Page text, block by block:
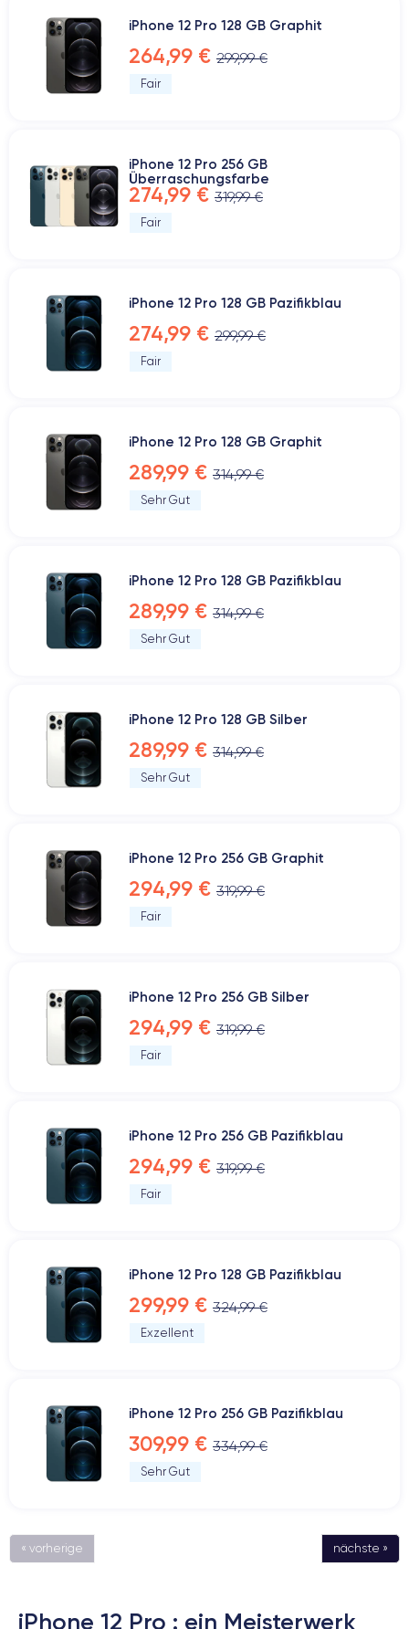
iPhone 12 Pro 128 GB Graphit
264,99 € 299,99 €
Fair
iPhone 12 Pro 256 GB
Überraschungsfarbe
274,99 € 319,99 €
Fair
iPhone 12 Pro 128 GB Pazifikblau
274,99 € 299,99 €
Fair
iPhone 12 Pro 128 GB Graphit
289,99 € 314,99 €
Sehr Gut
iPhone 12 Pro 128 GB Pazifikblau
289,99 € 314,99 €
Sehr Gut
iPhone 12 Pro 128 GB Silber
289,99 € 314,99 €
Sehr Gut
iPhone 12 Pro 256 GB Graphit
294,99 € 319,99 €
Fair
iPhone 12 Pro 256 GB Silber
294,99 € 319,99 €
Fair
iPhone 12 Pro 256 GB Pazifikblau
294,99 € 319,99 €
Fair
iPhone 12 Pro 128 GB Pazifikblau
299,99 € 324,99 €
Exzellent
iPhone 12 Pro 256 GB Pazifikblau
309,99 € 334,99 €
Sehr Gut
« vorherige nächste »
iPhone 12 Pro : ein Meisterwerk